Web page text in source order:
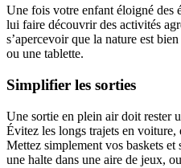
Une fois votre enfant éloigné des
lui faire découvrir des activités
s’apercevoir que la nature est
ou une tablette.
Simplifier les sorties
Une sortie en plein air doit rester
Évitez les longs trajets en voiture,
Mettez simplement vos baskets
une halte dans une aire de jeux,